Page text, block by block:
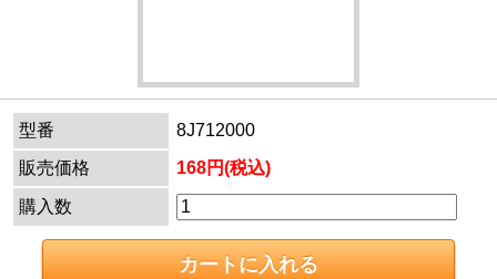
型番
8J712000
販売価格
168円(税込)
購入数